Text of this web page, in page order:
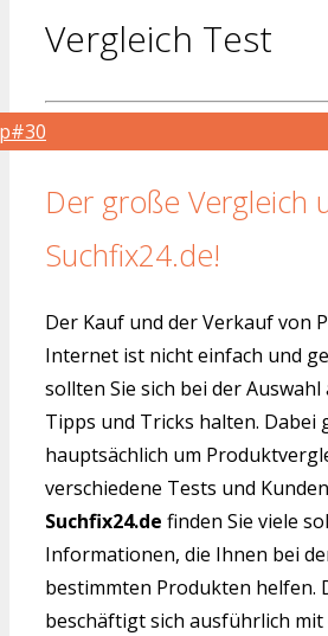
Vergleich Test
Der große Vergleich
Suchfix24.de!
Der Kauf und der Verkauf von
Internet ist nicht einfach und
sollten Sie sich bei der
Tipps und Tricks halten. Dabei
hauptsächlich um
verschiedene Tests und
Suchfix24.de finden Sie viele
Informationen, die Ihnen bei
bestimmten Produkten helfen.
beschäftigt sich ausführlich mit